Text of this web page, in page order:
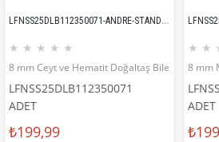
LFNSS25DLB112350071-ANDRE-STANDART
★ ★ ★ ★ ★
8 mm Ceyt ve Hematit Doğaltaş Bileklik
LFNSS25DLB112350071
ADET
₺199,99
★ ★
8 mm
ADET